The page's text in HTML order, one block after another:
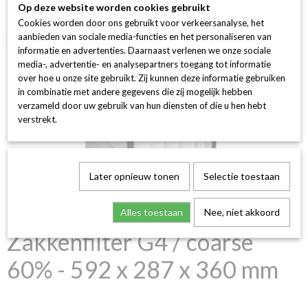
Home > Luchtfilters Zakkenfilters > Zakkenfilter G4 / coarse 60%
Zakkenfilter G4 / coarse 60% - 592 x 287 x 360 mm
Zakkenfilter G4 / coarse
60% - 592 x 287 x 360 mm
Op deze website worden cookies gebruikt
Cookies worden door ons gebruikt voor verkeersanalyse, het
aanbieden van sociale media-functies en het personaliseren van
informatie en advertenties. Daarnaast verlenen we onze sociale
media-, advertentie- en analysepartners toegang tot informatie
over hoe u onze site gebruikt. Zij kunnen deze informatie gebruiken
in combinatie met andere gegevens die zij mogelijk hebben
verzameld door uw gebruik van hun diensten of die u hen hebt
verstrekt.
Later opnieuw tonen Selectie toestaan
Alles toestaan Nee, niet akkoord